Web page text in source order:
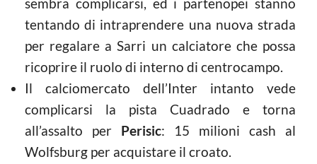
tentando di intraprendere una nuova strada
per regalare a Sarri un calciatore che possa
ricoprire il ruolo di interno di centrocampo.
Il calciomercato dell’Inter intanto vede
complicarsi la pista Cuadrado e torna
all’assalto per Perisic: 15 milioni cash al
Wolfsburg per acquistare il croato.